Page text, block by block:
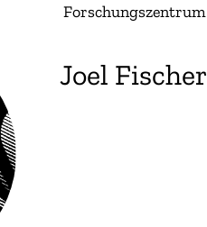
Forschungszentrum
Joel Fischer